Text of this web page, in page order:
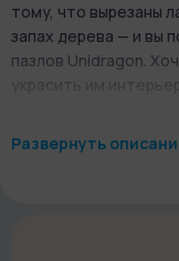
тому, что вырезаны
запах дерева — и вы
пазлов Unidragon.
Развернуть